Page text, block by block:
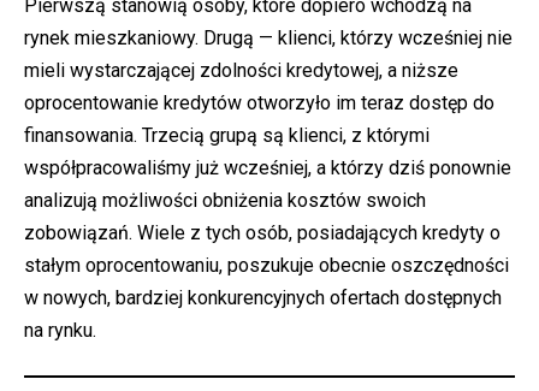
Pierwszą stanowią osoby, które dopiero wchodzą na
rynek mieszkaniowy. Drugą — klienci, którzy wcześniej nie
mieli wystarczającej zdolności kredytowej, a niższe
oprocentowanie kredytów otworzyło im teraz dostęp do
finansowania. Trzecią grupą są klienci, z którymi
współpracowaliśmy już wcześniej, a którzy dziś ponownie
analizują możliwości obniżenia kosztów swoich
zobowiązań. Wiele z tych osób, posiadających kredyty o
stałym oprocentowaniu, poszukuje obecnie oszczędności
w nowych, bardziej konkurencyjnych ofertach dostępnych
na rynku.